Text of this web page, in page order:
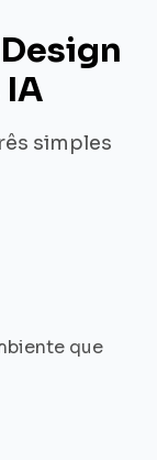
simples
que